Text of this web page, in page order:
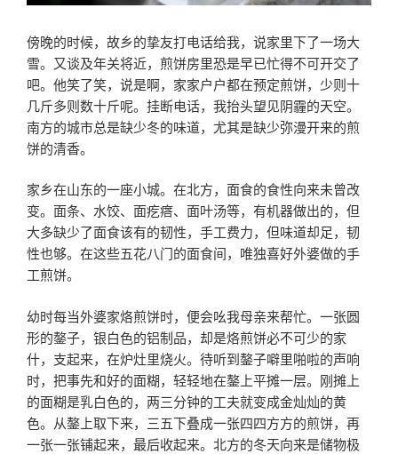
傍晚的时候，故乡的挚友打电话给我，说家里下了一场大
雪。又谈及年关将近，煎饼房里恐是早已忙得不可开交了
吧。他笑了笑，说是啊，家家户户都在预定煎饼，少则十
几斤多则数十斤呢。挂断电话，我抬头望见阴霾的天空。
南方的城市总是缺少冬的味道，尤其是缺少弥漫开来的煎
饼的清香。
家乡在山东的一座小城。在北方，面食的食性向来未曾改
变。面条、水饺、面疙瘩、面叶汤等，有机器做出的，但
大多缺少了面食该有的韧性，手工费力，但味道却足，韧
性也够。在这些五花八门的面食间，唯独喜好外婆做的手
工煎饼。
幼时每当外婆家烙煎饼时，便会吆我母亲来帮忙。一张圆
形的鏊子，银白色的铝制品，却是烙煎饼必不可少的家
什，支起来，在炉灶里烧火。待听到鏊子噼里啪啦的声响
时，把事先和好的面糊，轻轻地在鏊上平摊一层。刚摊上
的面糊是乳白色的，两三分钟的工夫就变成金灿灿的黄
色。从鏊上取下来，三五下叠成一张四四方方的煎饼，再
一张一张铺起来，最后收起来。北方的冬天向来是储物极